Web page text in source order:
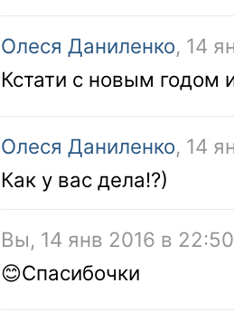
Олеся Даниленко, 14
Кстати с новым годом
Олеся Даниленко, 14
Как у вас дела!?)
Вы, 14 янв 2016 в
😊Спасибочки